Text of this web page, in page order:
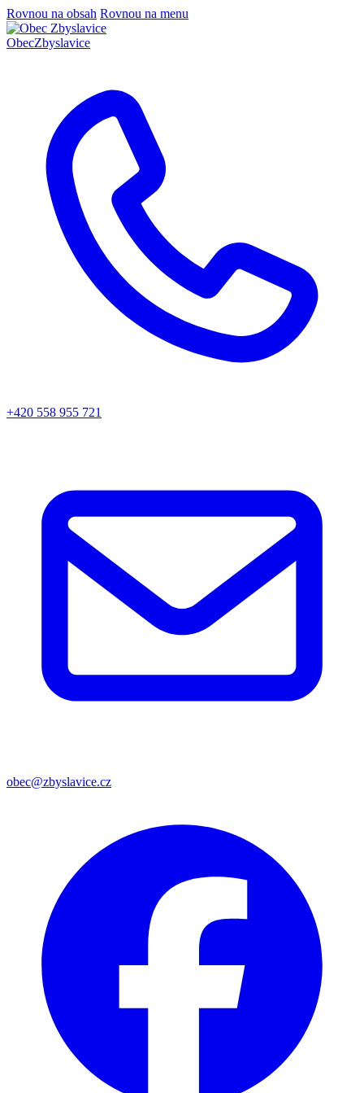
Rovnou na obsah Rovnou na menu
ObecZbyslavice
+420 558 955 721
obec@zbyslavice.cz